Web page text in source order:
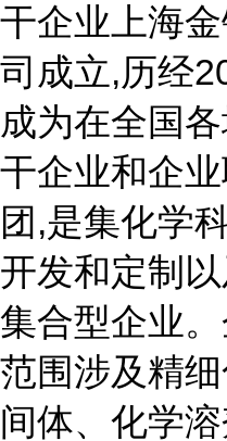
干企业上海
司成立,历经
成为在全国
干企业和企
团,是集化学
开发和定制
集合型企业
范围涉及精
间体、化学